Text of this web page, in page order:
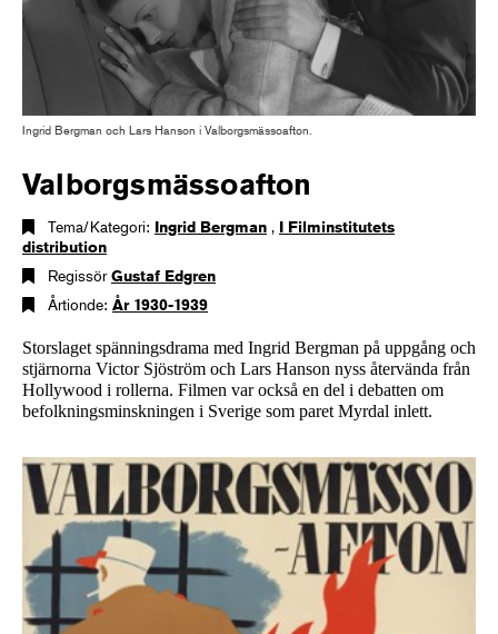
Ingrid Bergman och Lars Hanson i Valborgsmässoafton.
Valborgsmässoafton
Tema/Kategori: Ingrid Bergman , I Filminstitutets
distribution
RegissörGustaf Edgren
Årtionde: År 1930-1939
Storslaget spänningsdrama med Ingrid Bergman på uppgång och
stjärnorna Victor Sjöström och Lars Hanson nyss återvända från
Hollywood i rollerna. Filmen var också en del i debatten om
befolkningsminskningen i Sverige som paret Myrdal inlett.